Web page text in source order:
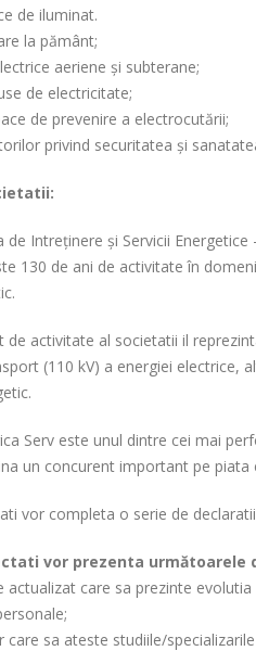
de iluminat.
la pământ;
aeriene și subterane;
de electricitate;
de prevenire a electrocutării;
privind securitatea și
de Intreţinere şi Servicii
130 de ani de activitate în
de activitate al societatii il
(110 kV) a energiei electrice,
Serv este unul dintre cei mai
un concurent important pe piata
vor completa o serie de
vor prezenta următoarele
actualizat care sa prezinte
care sa ateste studiile/